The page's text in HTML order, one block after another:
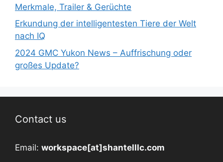
Merkmale, Trailer & Gerüchte
Erkundung der intelligentesten Tiere der Welt
nach IQ
2024 GMC Yukon News – Auffrischung oder
großes Update?
Contact us
Email: workspace[at]shantelllc.com